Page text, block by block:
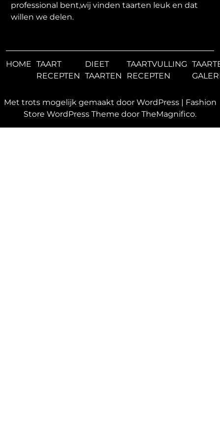
professional bent,wij vinden taarten leuk en dat
willen we delen.
HOME TAART
RECEPTEN
DIEET
TAARTEN
TAARTVULLING
RECEPTEN
Met trots mogelijk gemaakt door WordPress | Fashion
Store WordPress Theme door TheMagnifico.